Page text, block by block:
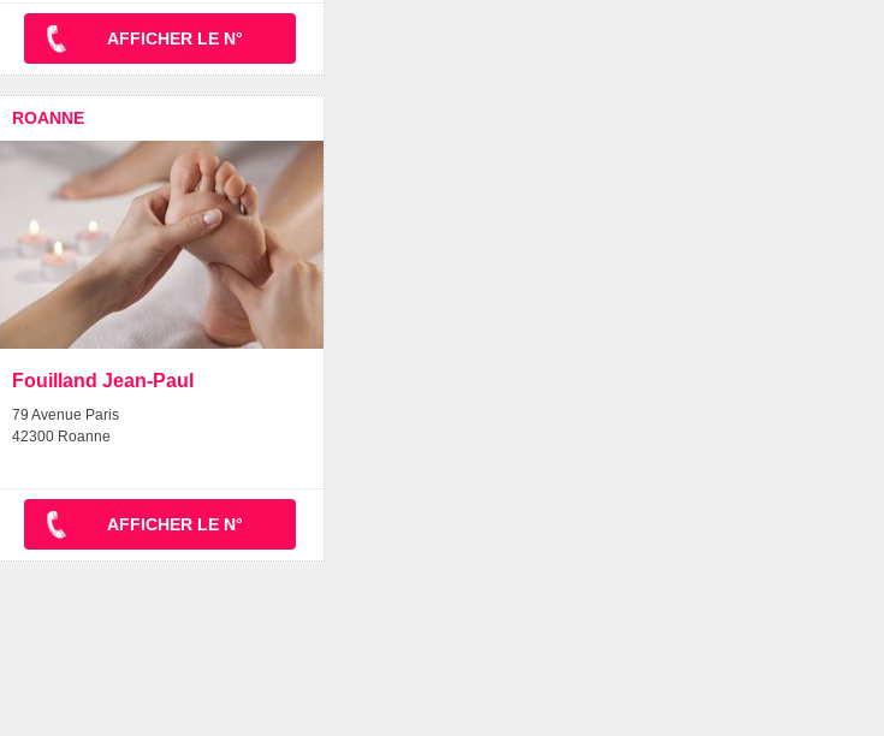
AFFICHER LE N°
ROANNE
Fouilland Jean-Paul
79 Avenue Paris
42300 Roanne
AFFICHER LE N°